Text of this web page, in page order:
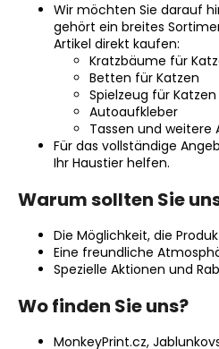
Wir möchten Sie darauf
gehört ein breites
Artikel direkt kaufen:
Kratzbäume für
Betten für Katzen
Spielzeug für Katzen
Autoaufkleber
Tassen und weitere
Für das vollständige
Ihr Haustier helfen.
Warum sollten Sie
Die Möglichkeit, die
Eine freundliche
Spezielle Aktionen und
Wo finden Sie uns?
MonkeyPrint.cz,